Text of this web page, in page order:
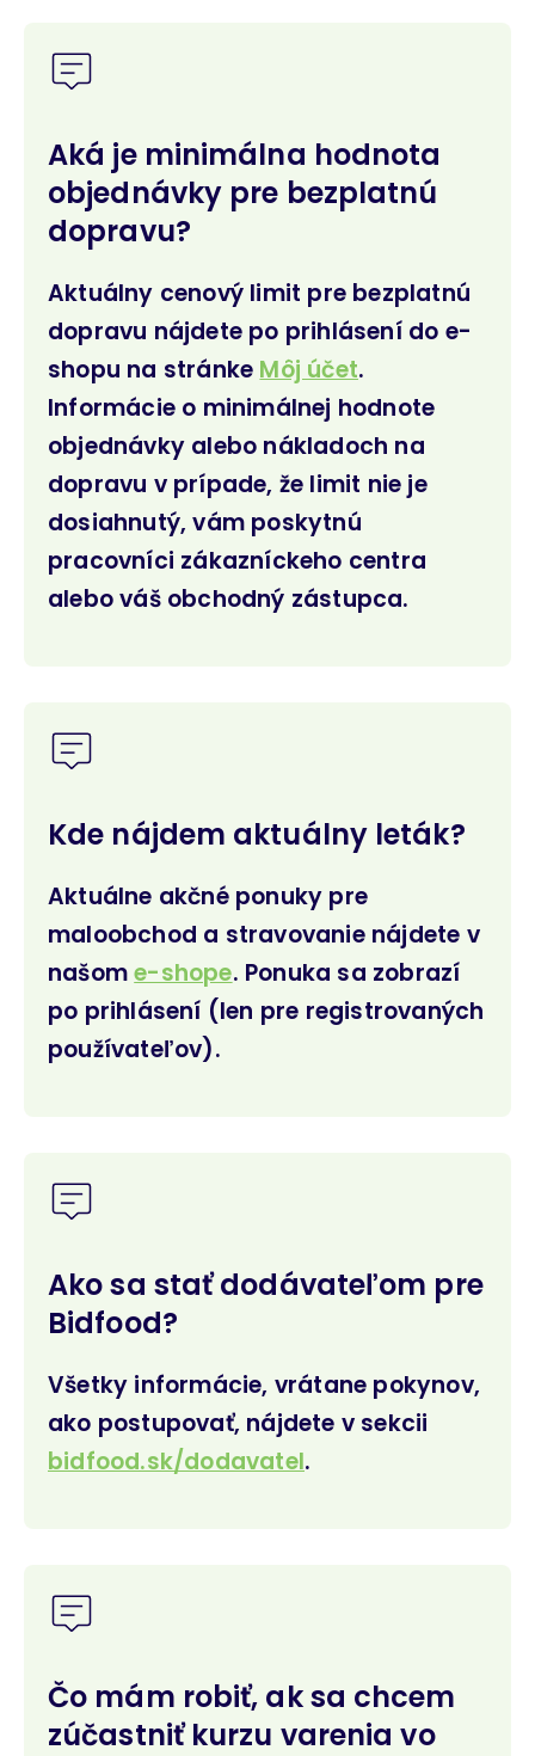
Aká je minimálna hodnota
objednávky pre bezplatnú
dopravu?
Aktuálny cenový limit pre bezplatnú
dopravu nájdete po prihlásení do e-
shopu na stránke Môj účet.
Informácie o minimálnej hodnote
objednávky alebo nákladoch na
dopravu v prípade, že limit nie je
dosiahnutý, vám poskytnú
pracovníci zákazníckeho centra
alebo váš obchodný zástupca.
Kde nájdem aktuálny leták?
Aktuálne akčné ponuky pre
maloobchod a stravovanie nájdete v
našome-shope. Ponuka sa zobrazí
po prihlásení (len pre registrovaných
používateľov).
Ako sa stať dodávateľom pre
Bidfood?
Všetky informácie, vrátane pokynov,
ako postupovať, nájdete v sekcii
bidfood.sk/dodavatel.
Čo mám robiť, ak sa chcem
zúčastniť kurzu varenia vo